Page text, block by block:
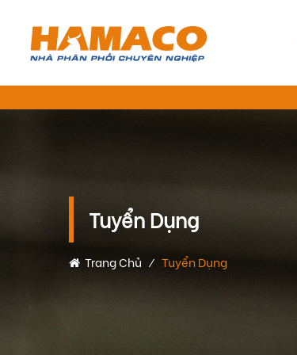
Tuyển Dụng
Trang Chủ ⁄ Tuyển Dụng